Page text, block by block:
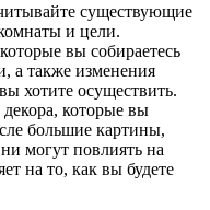
существующие
и цели.
вы собираетесь
а также изменения
хотите осуществить.
которые вы
большие картины,
могут повлиять на
на то, как вы будете